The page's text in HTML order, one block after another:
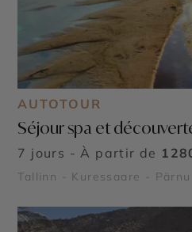
AUTOTOUR
Séjour spa et
7 jours - À partir de
Tallinn - Kuressaare - Pärnu